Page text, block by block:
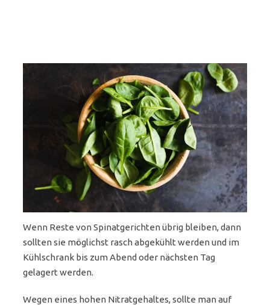
Wenn Reste von Spinatgerichten übrig bleiben, dann
sollten sie möglichst rasch abgekühlt werden und im
Kühlschrank bis zum Abend oder nächsten Tag
gelagert werden.
Wegen eines hohen Nitratgehaltes, sollte man auf